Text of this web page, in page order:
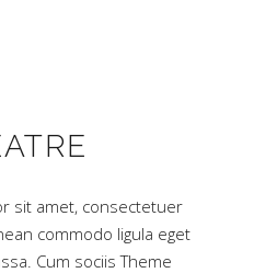
sit amet, consectetuer
commodo ligula eget
Cum sociis Theme